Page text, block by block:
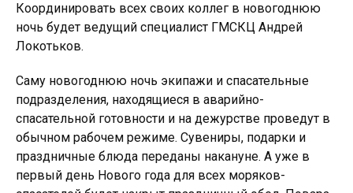
Координировать всех своих коллег в новогоднюю
ночь будет ведущий специалист ГМСКЦ Андрей
Локотьков.
Саму новогоднюю ночь экипажи и спасательные
подразделения, находящиеся в аварийно-
спасательной готовности и на дежурстве проведут в
обычном рабочем режиме. Сувениры, подарки и
праздничные блюда переданы накануне. А уже в
первый день Нового года для всех моряков-